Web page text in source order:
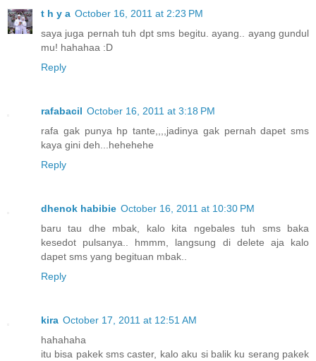
t h y a October 16, 2011 at 2:23 PM
saya juga pernah tuh dpt sms begitu. ayang.. ayang gundul
mu! hahahaa :D
Reply
rafabacil October 16, 2011 at 3:18 PM
rafa gak punya hp tante,,,,jadinya gak pernah dapet sms
kaya gini deh...hehehehe
Reply
dhenok habibie October 16, 2011 at 10:30 PM
baru tau dhe mbak, kalo kita ngebales tuh sms baka
kesedot pulsanya.. hmmm, langsung di delete aja kalo
dapet sms yang begituan mbak..
Reply
kira October 17, 2011 at 12:51 AM
hahahaha
itu bisa pakek sms caster, kalo aku si balik ku serang pakek